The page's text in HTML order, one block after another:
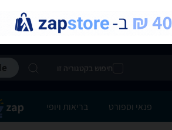
חיפוש בקטגוריה זו
פנאי וספורט בריאות ויופי